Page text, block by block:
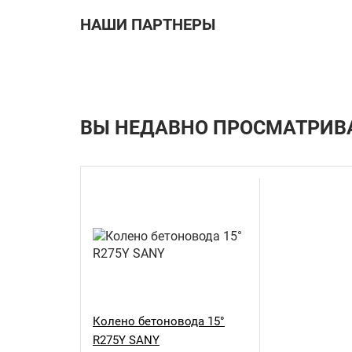
НАШИ ПАРТНЕРЫ
ВЫ НЕДАВНО
Колено бетоновода 15°
R275Y SANY